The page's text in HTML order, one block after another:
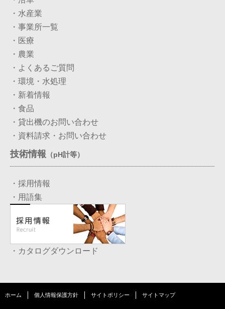
・水産業
・事業所一覧
・医療
・農業
・よくあるご質問
・環境・水処理
・新着情報
・食品
・貸出機のお問い合わせ
・資料請求・お問い合わせ
技術情報 （pH計等）
・採用情報
・用語集
・カタログダウンロード
ホーム 個人情報保護方針 サイトポリシー サイトマップ